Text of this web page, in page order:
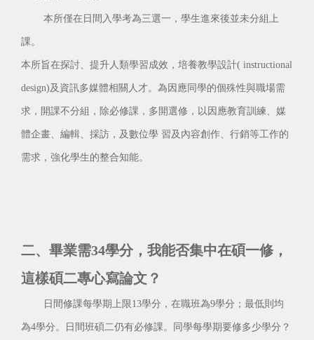
本所僅在日間入學考為三選一，學生進來後並未分組上
課。
本所旨在探討、提升人類學習成效，培養教學設計( instructional
design)及資訊多媒體相關人才。為因應同學的個殊性與職場需
求，開課不分組，除必修課，多開選修，以因應教育訓練、媒
體企畫、編輯、採訪，及數位學 習及內容創作、行銷等工作的
需求，強化學生的整合知能。
二、畢業需34學分，我能否集中在碩一修，
這樣碩二專心寫論文？
日間修課每學期上限13學分，在職班為9學分；最低則均
為4學分。日間班碩二仍有必修課。同學每學期要修多少學分？